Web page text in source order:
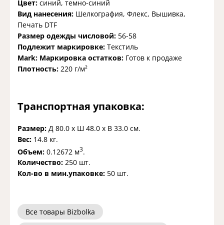
Цвет: синий, темно-синий
Вид нанесения: Шелкография, Флекс, Вышивка,
Печать DTF
Размер одежды числовой: 56-58
Подлежит маркировке: Текстиль
Mark: Маркировка остатков: Готов к продаже
Плотность: 220 г/м²
Транспортная упаковка:
Размер: Д 80.0 x Ш 48.0 x В 33.0 см.
Вес: 14.8 кг.
Объем: 0.12672 м3.
Количество: 250 шт.
Кол-во в мин.упаковке: 50 шт.
Все товары Bizbolka